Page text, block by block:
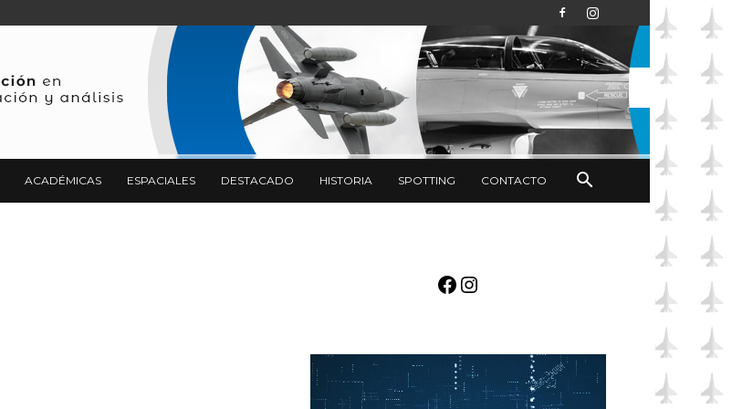
ACADÉMICAS ESPACIALES DESTACADO HISTORIA SPOTTING CONTACTO
Facebook
Instagram